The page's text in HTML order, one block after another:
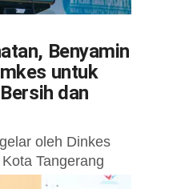
Benyamin
untuk
dan
oleh Dinkes
Tangerang
menggencarkan